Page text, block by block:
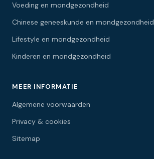
Voeding en mondgezondheid
Chinese geneeskunde en mondgezondheid
Lifestyle en mondgezondheid
Kinderen en mondgezondheid
MEER INFORMATIE
Algemene voorwaarden
Privacy & cookies
Sitemap